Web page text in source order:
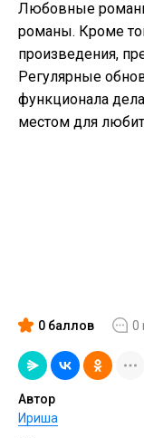
Любовные
романы. Кроме
произведения,
Регулярные
функционала
местом для
0 баллов 0
Автор
Ириша